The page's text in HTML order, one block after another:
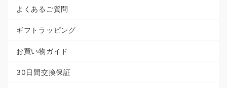
よくあるご質問
ギフトラッピング
お買い物ガイド
30日間交換保証